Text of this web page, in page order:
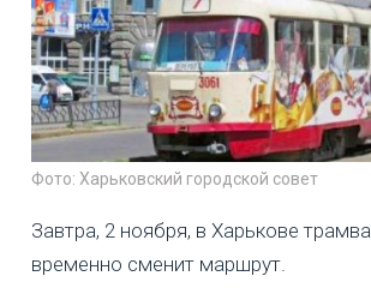
Фото: Харьковский городской совет
Завтра, 2 ноября, в Харькове
временно сменит маршрут.